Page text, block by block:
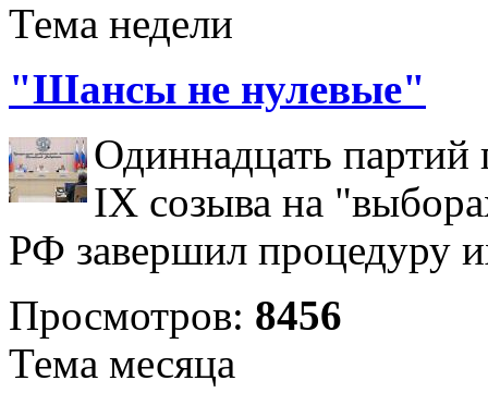
Тема недели
"Шансы не нулевые"
Одиннадцать партий
IX созыва на
РФ завершил процедуру
Просмотров: 8456
Тема месяца